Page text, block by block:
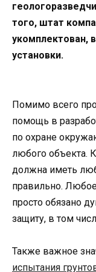
того, штат
укомплектован,
установки.
Помимо всего
помощь в
по охране
любого объекта.
должна иметь
правильно.
просто обязано
защиту, в том
Также важное
испытания